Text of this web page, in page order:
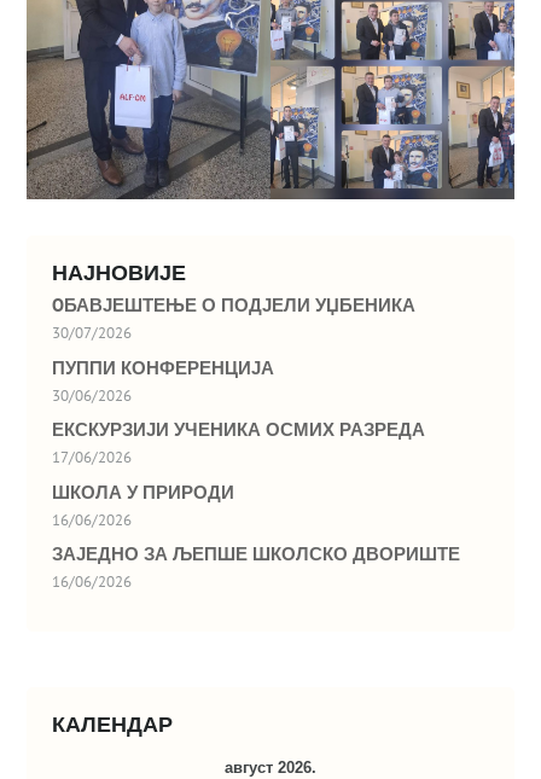
НАЈНОВИЈЕ
OБАВЈЕШТЕЊЕ О ПОДЈЕЛИ УЏБЕНИКА
30/07/2026
ПУППИ КОНФЕРЕНЦИЈА
30/06/2026
ЕКСКУРЗИЈИ УЧЕНИКА ОСМИХ РАЗРЕДА
17/06/2026
ШКОЛА У ПРИРОДИ
16/06/2026
ЗАЈЕДНО ЗА ЉЕПШЕ ШКОЛСКО ДВОРИШТЕ
16/06/2026
КАЛЕНДАР
август 2026.